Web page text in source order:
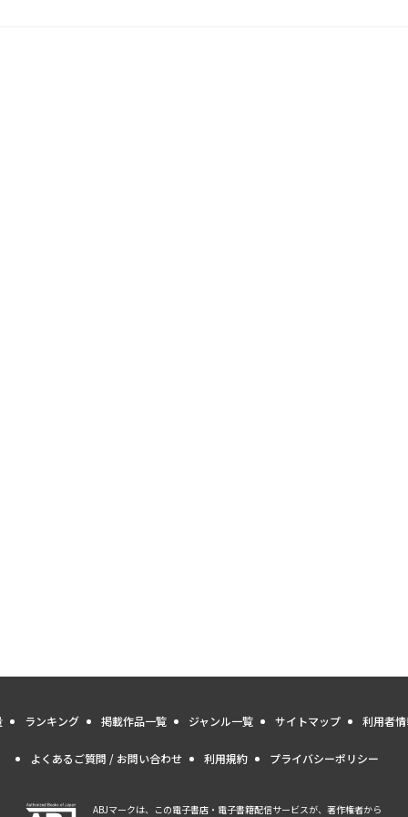
ランキング 掲載作品一覧 ジャンル一覧 サイトマップ 利用者
よくあるご質問 / お問い合わせ 利用規約 プライバシーポリシー
ABJマークは、この電子書店・電子書籍配信サービスが、著作権者から